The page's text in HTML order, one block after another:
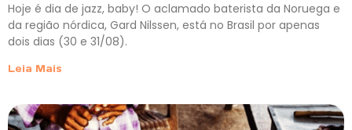
Hoje é dia de jazz, baby! O aclamado baterista da Noruega e
da região nórdica, Gard Nilssen, está no Brasil por apenas
dois dias (30 e 31/08).
Leia Mais